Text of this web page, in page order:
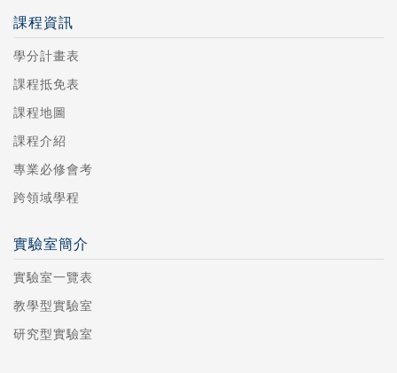
課程資訊
學分計畫表
課程抵免表
課程地圖
課程介紹
專業必修會考
跨領域學程
實驗室簡介
實驗室一覽表
教學型實驗室
研究型實驗室